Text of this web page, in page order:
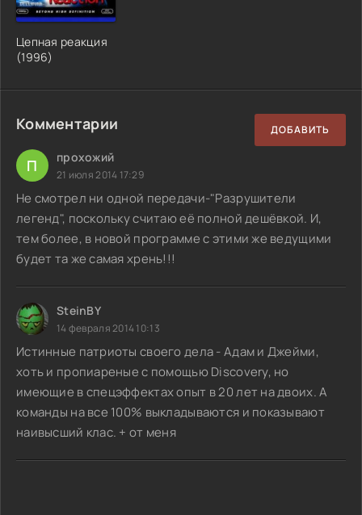
Цепная реакция
(1996)
Комментарии ДОБАВИТЬ
П прохожий
21 июля 2014 17:29
Не смотрел ни одной передачи-"Разрушители
легенд", поскольку считаю её полной дешёвкой. И,
тем более, в новой программе с этими же ведущими
будет та же самая хрень!!!
SteinBY
14 февраля 2014 10:13
Истинные патриоты своего дела - Адам и Джейми,
хоть и пропиареные с помощью Discovery, но
имеющие в спецэффектах опыт в 20 лет на двоих. А
команды на все 100% выкладываются и показывают
наивысший клас. + от меня